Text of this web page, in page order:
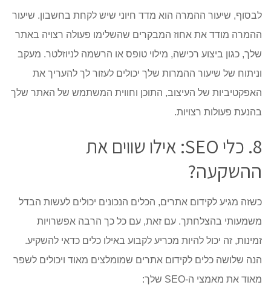
לבסוף, שיעור ההמרה הוא מדד חיוני שיש לקחת בחשבון. שיעור
ההמרה מודד את אחוז המבקרים שהשלימו פעולה רצויה באתר
שלך, כגון ביצוע רכישה, מילוי טופס או הרשמה לניוזלטר. מעקב
וניתוח של שיעור ההמרות שלך יכולים לעזור לך להעריך את
האפקטיביות של העיצוב, התוכן וחווית המשתמש של האתר שלך
בהנעת פעולות רצויות.
8. כלי SEO: אילו שווים את
ההשקעה?
כשזה מגיע לקידום אתרים, הכלים הנכונים יכולים לעשות הבדל
משמעותי בהצלחתך. עם זאת, עם כל כך הרבה אפשרויות
זמינות, זה יכול להיות מכריע לקבוע באילו כלים כדאי להשקיע.
הנה שלושה כלים לקידום אתרים שמומלצים מאוד ויכולים לשפר
מאוד את מאמצי ה-SEO שלך: